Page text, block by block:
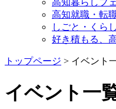
高知暮らしフ
高知就職・転
しごと・くら
好き積もる、
トップページ > イベント
イベント一